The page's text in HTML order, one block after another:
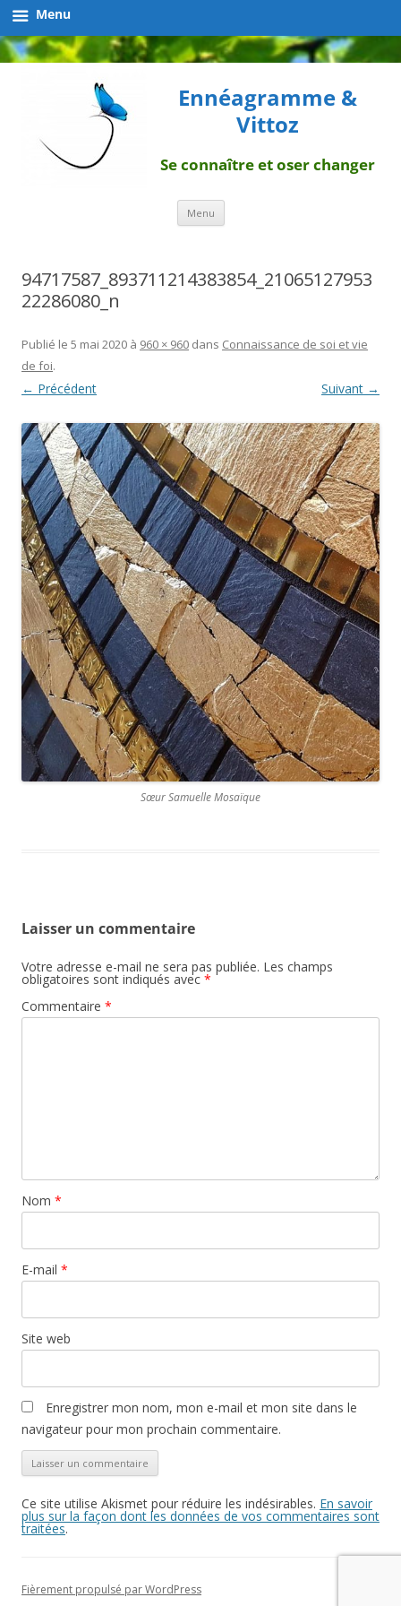
Ennéagramme &
Vittoz
Se connaître et oser changer
Menu Aller
contenu
94717587_893711214383854_21065127953
22286080_n
Publié le 5 mai 2020 à 960 × 960 dans Connaissance de soi et vie
de foi.
← Précédent Suivant →
Sœur Samuelle Mosaïque
Laisser un commentaire
Votre adresse e-mail ne sera pas publiée. Les champs
obligatoires sont indiqués avec *
Commentaire *
Nom *
E-mail *
Site web
Enregistrer mon nom, mon e-mail et mon site dans le
navigateur pour mon prochain commentaire.
Ce site utilise Akismet pour réduire les indésirables. En savoir
plus sur la façon dont les données de vos commentaires sont
traitées.
Fièrement propulsé par WordPress
Menu